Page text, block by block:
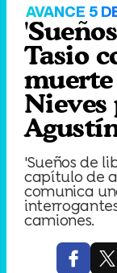
AVANCE 5
Tasio
muerte
Nieves
'Sueños de
capítulo de
comunica
camiones.